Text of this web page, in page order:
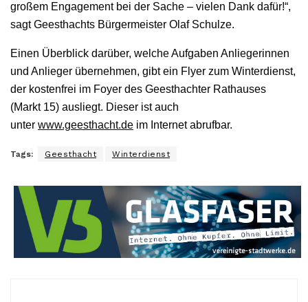
großem Engagement bei der Sache – vielen Dank dafür!“,
sagt Geesthachts Bürgermeister Olaf Schulze.
Einen Überblick darüber, welche Aufgaben Anliegerinnen
und Anlieger übernehmen, gibt ein Flyer zum Winterdienst,
der kostenfrei im Foyer des Geesthachter Rathauses
(Markt 15) ausliegt. Dieser ist auch
unter www.geesthacht.de im Internet abrufbar.
Tags: Geesthacht Winterdienst